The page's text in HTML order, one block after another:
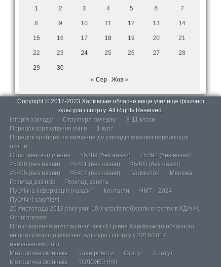
1 2 3 4 5 6 7
8 9 10 11 12 13 14
15 16 17 18 19 20 21
22 23 24 25 26 27 28
29
30
« Сер
Жов »
Copyright © 2017-2023 Харківське обласне вище училище фізичної
культури і спорту. All Rights Reserved.
Історія закладу
Структура коледжу
8-11 класи
Порядок зарахування учнів
1 курс
Порядок прийому на навчання до закладів фахової передвищої
освіти
Спортивні відділення
#5389 (без назви)
#5391 (без назви)
#5399 (без назви)
#5401 (без назви)
#5403 (без назви)
#5405 (без назви)
#5407 (без назви) Бадмінтон
Мережа
Розклад дзвінків
Розклад занять
Публічна інформація (накази)
Контакти
НМТ – 2024
Публічні закупівлі
20 листопада 2013 року учні 10-х класів побували в гостях в ХДАФК.
Фотогалерея
Про створення атестаційної комісії І рівня Харківського обласного
вищого училища фізичної культури і спорту у 2016/2017
навчальному році
Методична скринька
План роботи Статут
Статут
Методична скринька
ПОЛОЖЕННЯ